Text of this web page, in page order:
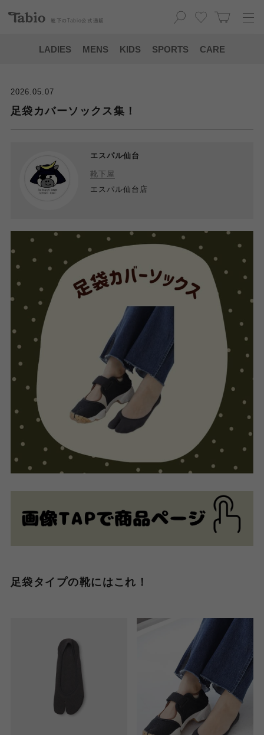
靴下の Tabio 公式通販
LADIES MENS KIDS SPORTS CARE
2026.05.07
足袋カバーソックス集！
エスパル仙台
靴下屋
エスパル仙台店
足袋タイプの靴にはこれ！